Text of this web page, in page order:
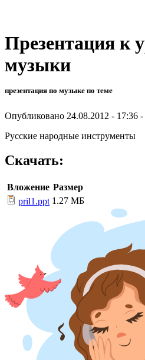
Презентация к
музыки
презентация по музыке по теме
Опубликовано 24.08.2012 - 17:36 -
Русские народные инструменты
Скачать:
Вложение Размер
pril1.ppt 1.27 МБ